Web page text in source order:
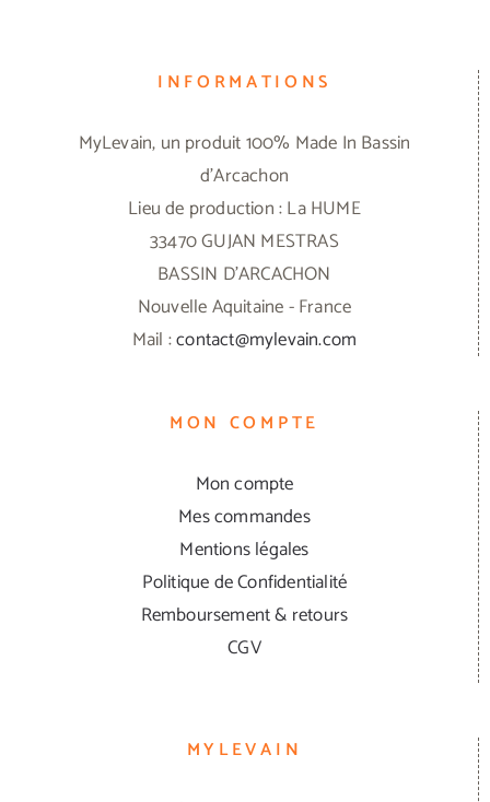
peuvent
choisies
sur
la
page
du
produit
INFORMATIONS
MyLevain, un produit 100% Made In Bassin
d'Arcachon
Lieu de production : La HUME
33470 GUJAN MESTRAS
BASSIN D'ARCACHON
Nouvelle Aquitaine - France
Mail :contact@mylevain.com
MON COMPTE
Mon compte
Mes commandes
Mentions légales
Politique de Confidentialité
Remboursement & retours
CGV
MYLEVAIN